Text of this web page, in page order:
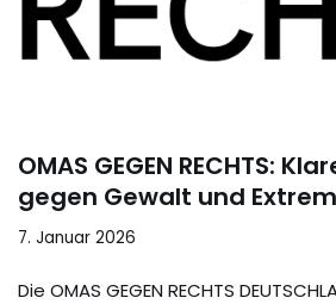
OMAS GEGEN RECHTS:
gegen Gewalt und
7. Januar 2026
Die OMAS GEGEN RECHTS